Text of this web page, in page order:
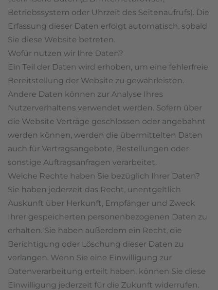
Betriebssystem oder Uhrzeit des Seitenaufrufs). Die
Erfassung dieser Daten erfolgt automatisch, sobald
Sie diese Website betreten.
Wofür nutzen wir Ihre Daten?
Ein Teil der Daten wird erhoben, um eine fehlerfreie
Bereitstellung der Website zu gewährleisten.
Andere Daten können zur Analyse Ihres
Nutzerverhaltens verwendet werden. Sofern über
die Website Verträge geschlossen oder angebahnt
werden können, werden die übermittelten Daten
auch für Vertragsangebote, Bestellungen oder
sonstige Auftragsanfragen verarbeitet.
Welche Rechte haben Sie bezüglich Ihrer Daten?
Sie haben jederzeit das Recht, unentgeltlich
Auskunft über Herkunft, Empfänger und Zweck
Ihrer gespeicherten personenbezogenen Daten zu
erhalten. Sie haben außerdem ein Recht, die
Berichtigung oder Löschung dieser Daten zu
verlangen. Wenn Sie eine Einwilligung zur
Datenverarbeitung erteilt haben, können Sie diese
Einwilligung jederzeit für die Zukunft widerrufen.